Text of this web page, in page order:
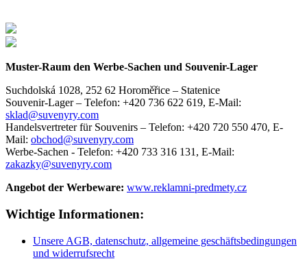
Muster-Raum den Werbe-Sachen und Souvenir-Lager
Suchdolská 1028, 252 62 Horoměřice – Statenice
Souvenir-Lager – Telefon: +420 736 622 619, E-Mail:
sklad@suvenyry.com
Handelsvertreter für Souvenirs – Telefon: +420 720 550 470, E-
Mail: obchod@suvenyry.com
Werbe-Sachen - Telefon: +420 733 316 131, E-Mail:
zakazky@suvenyry.com
Angebot der Werbeware: www.reklamni-predmety.cz
Wichtige Informationen:
Unsere AGB, datenschutz, allgemeine geschäftsbedingungen
und widerrufsrecht